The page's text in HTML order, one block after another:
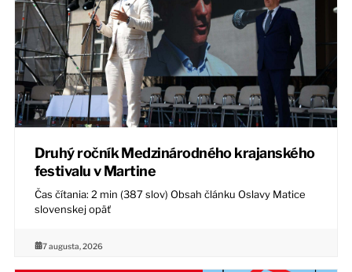
Druhý ročník Medzinárodného krajanského
festivalu v Martine
Čas čítania: 2 min (387 slov) Obsah článku Oslavy Matice
slovenskej opäť
7 augusta, 2026